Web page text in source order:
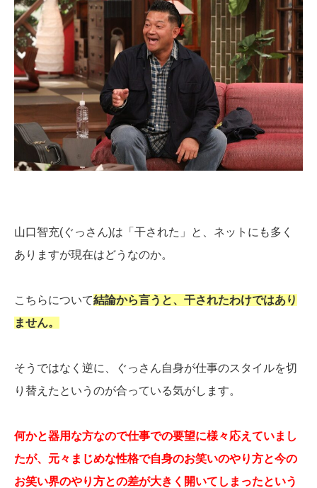
山口智充(ぐっさん)は「干された」と、ネットにも多く
ありますが現在はどうなのか。
こちらについて結論から言うと、干されたわけではあり
ません。
そうではなく逆に、ぐっさん自身が仕事のスタイルを切
り替えたというのが合っている気がします。
何かと器用な方なので仕事での要望に様々応えていまし
たが、元々まじめな性格で自身のお笑いのやり方と今の
お笑い界のやり方との差が大きく開いてしまったという